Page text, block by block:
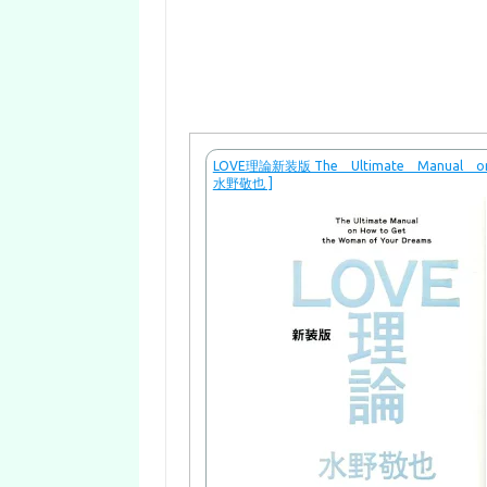
LOVE理論新装版 The Ultimate Manual
水野敬也 ]